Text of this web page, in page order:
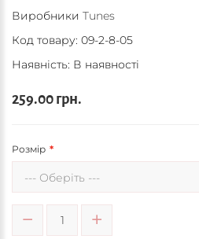
Виробники Tunes
Код товару: 09-2-8-05
Наявність: В наявності
259.00 грн.
Розмір
--- Оберіть ---